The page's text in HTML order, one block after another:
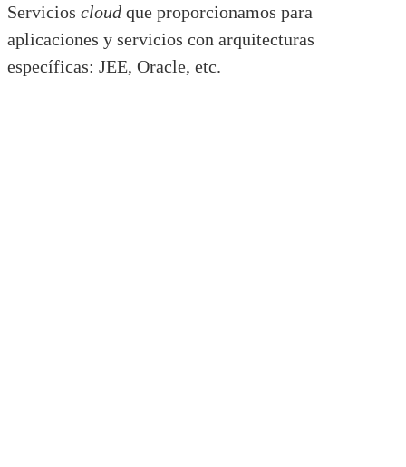
Servicios cloud que proporcionamos para
aplicaciones y servicios con arquitecturas
específicas: JEE, Oracle, etc.